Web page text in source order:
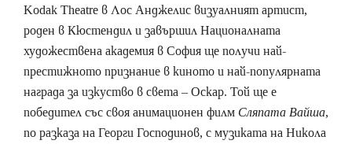
Kodak Theatre в Лос Анджелис визуалният артист,
роден в Кюстендил и завършил Националната
художествена академия в София ще получи най-
престижното признание в киното и най-популярната
награда за изкуство в света – Оскар. Той ще е
победител със своя анимационен филм Сляпата Вайша,
по разказа на Георги Господинов, с музиката на Никола